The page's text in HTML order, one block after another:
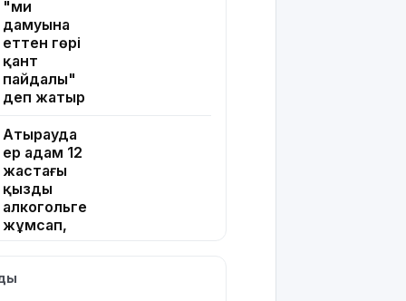
"ми
дамуына
еттен гөрі
қант
пайдалы"
деп жатыр
Атырауда
ер адам 12
жастағы
қызды
алкогольге
жұмсап,